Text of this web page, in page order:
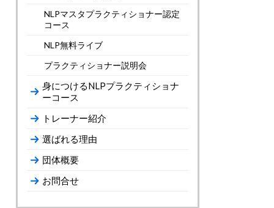
NLPマスタプラクティショナー認定
コース
NLP無料ライブ
プラクティショナー説明会
身につけるNLPプラクティショナ
ーコース
トレーナー紹介
選ばれる理由
団体概要
お問合せ